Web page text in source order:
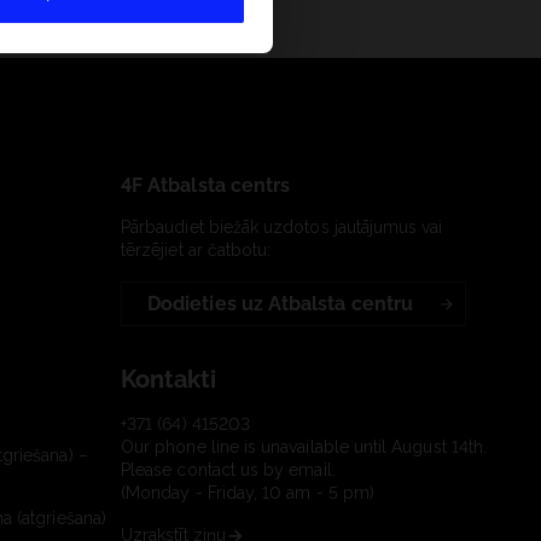
–
(atgriešana)
4F Atbalsta centrs
Pārbaudiet biežāk uzdotos jautājumus vai
tērzējiet ar čatbotu:
Dodieties uz Atbalsta centru
Kontakti
+371 (64) 415203
Our phone line is unavailable until August 14th.
Please contact us by email.
(Monday - Friday, 10 am - 5 pm)
Uzrakstīt ziņu